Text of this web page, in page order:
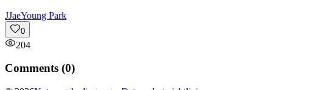
JJaeYoung Park
0
204
Comments (0)